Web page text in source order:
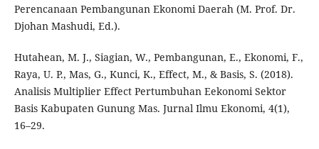
Perencanaan Pembangunan Ekonomi Daerah (M. Prof. Dr.
Djohan Mashudi, Ed.).
Hutahean, M. J., Siagian, W., Pembangunan, E., Ekonomi, F.,
Raya, U. P., Mas, G., Kunci, K., Effect, M., & Basis, S. (2018).
Analisis Multiplier Effect Pertumbuhan Eekonomi Sektor
Basis Kabupaten Gunung Mas. Jurnal Ilmu Ekonomi, 4(1),
16–29.